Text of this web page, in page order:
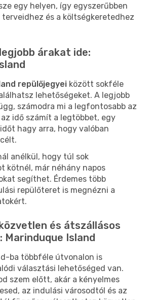
egy helyen, így egyszerűbben
és a költségkeretedhez
árakat ide:
repülőjegyei között sokféle
lehetőségeket. A legjobb
számodra mi a legfontosabb az
idő számít a legtöbbet, egy
hagy arra, hogy valóban
anélkül, hogy túl sok
kötnél, már néhány napos
segíthet. Érdemes több
repülőteret is megnézni a
és átszállásos
Island
ba többféle útvonalon is
választási lehetőséged van.
szem előtt, akár a kényelmes
az indulási városodtól és az